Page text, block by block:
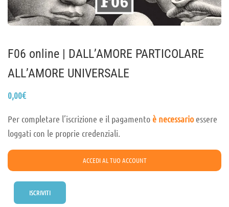
F06 online | DALL’AMORE PARTICOLARE
ALL’AMORE UNIVERSALE
0,00€
Per completare l’iscrizione e il pagamento è necessarioessere
loggati con le proprie credenziali.
ACCEDI AL TUO ACCOUNT
ISCRIVITI